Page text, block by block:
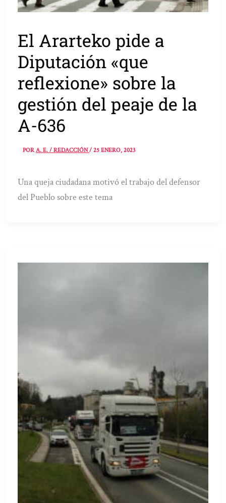
El Ararteko pide a
Diputación «que
reflexione» sobre la
gestión del peaje de la
A-636
PORA. E. / REDACCIÓN/25 ENERO, 2023
Una queja ciudadana motivó el trabajo del defensor
del Pueblo sobre este tema